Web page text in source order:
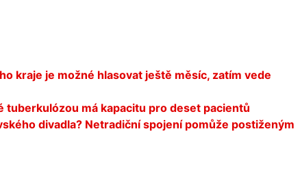
kraje je možné hlasovat ještě měsíc, zatím vede
tuberkulózou má kapacitu pro deset pacientů
divadla? Netradiční spojení pomůže postiženým